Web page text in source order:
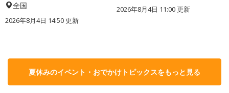
全国
2026年8月4日 14:50更新
2026年8月4日 11:00更新
夏休みのイベント・おでかけトピックスをもっと見る